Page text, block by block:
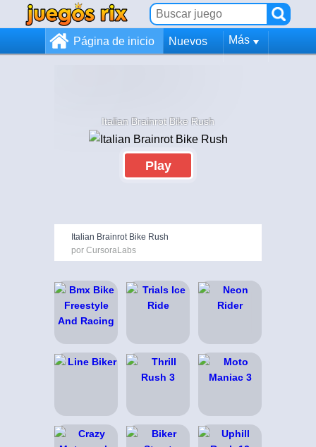
Página de inicio Nuevos Más
Italian Brainrot Bike Rush
Play
Italian Brainrot Bike Rush
por CursoraLabs